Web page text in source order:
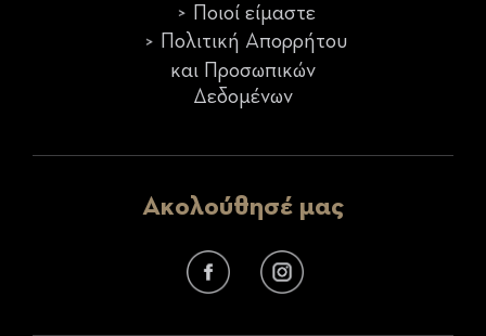
Ποιοί είμαστε
Πολιτική Απορρήτου
και Προσωπικών
Δεδομένων
Ακολούθησέ μας